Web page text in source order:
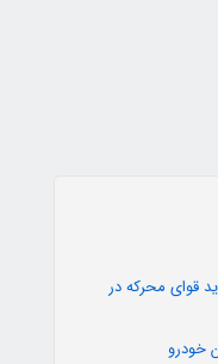
قوای محرکه در
خودرو